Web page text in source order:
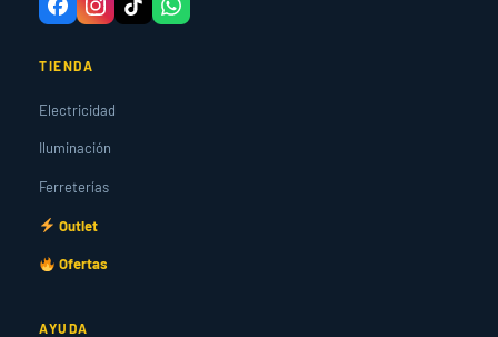
TIENDA
Electricidad
Iluminación
Ferreterías
Outlet
Ofertas
AYUDA